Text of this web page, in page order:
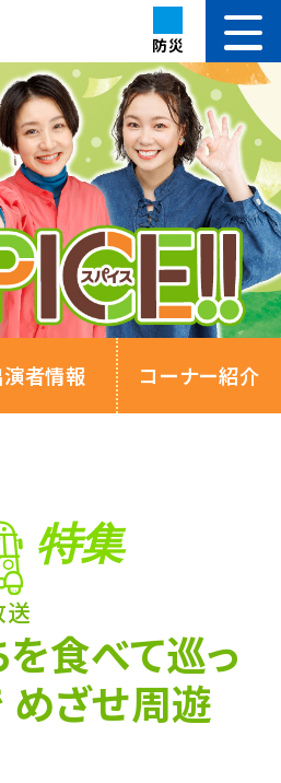
防災
演者情報 コーナー紹介
特集
食べて巡っ
めざせ周遊